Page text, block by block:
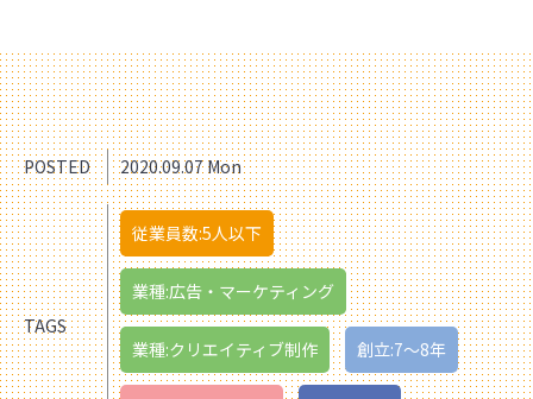
POSTED 2020.09.07 Mon
TAGS
従業員数:5人以下
業種:広告・マーケティング
業種:クリエイティブ制作 創立:7〜8年